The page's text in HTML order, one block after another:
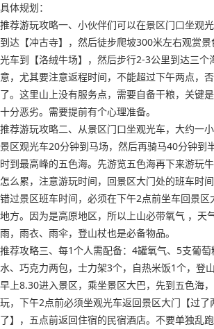
具体规划：
推荐游玩攻略一、小伙伴们可以在景区门口坐观光
到达【冲古寺】，然后徒步爬坡300米左右观赏
光车到【洛绒牛场】，然后步行2-3公里到达三个
意，尤其要注意返程时间，不能超过下午两点，
了。这里山上没有服务点，需要自备干粮，关键
十分恶劣。需要提前有个心理准备。
推荐游玩攻略二、从景区门口坐观光车，大约一
景区观光车20分钟到马场，然后再骑马40分钟到
时到最高峰的五色海。先游览五色海再下来游玩
怎么累，注意游玩时间，回景区大门处的班车时
错过景区班车时间，必须在下午2点前坐车回景区
地方。因为是高原地区，所以上山必带氧气 ，天
雨，雨衣、雨伞，登山杖也是必备物品。
推荐攻略三、每1个人需配备：4罐氧气、5支葡
水、巧克力两包，士力架3个，自热米饭1个，登山
早上8.30进入景区，乘坐景区大巴，先到五色海
玩，下午2点前必须坐观光车返回景区大门【过了
了】，五点前返回住宿的民宿酒店。不要单独乱